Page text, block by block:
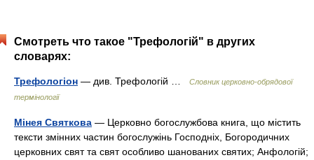
Смотреть что такое "Трефологій" в других
словарях:
Трефологіон — див. Трефологій …
Словник церковно-обрядової
термінології
Мінея Святкова — Церковно богослужбова книга, що містить
тексти змінних частин богослужінь Господніх, Богородичних
церковних свят та свят особливо шанованих святих; Анфологій;